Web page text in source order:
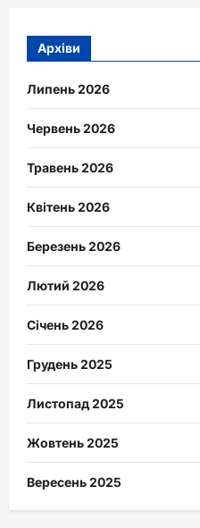
Архіви
Липень 2026
Червень 2026
Травень 2026
Квітень 2026
Березень 2026
Лютий 2026
Січень 2026
Грудень 2025
Листопад 2025
Жовтень 2025
Вересень 2025